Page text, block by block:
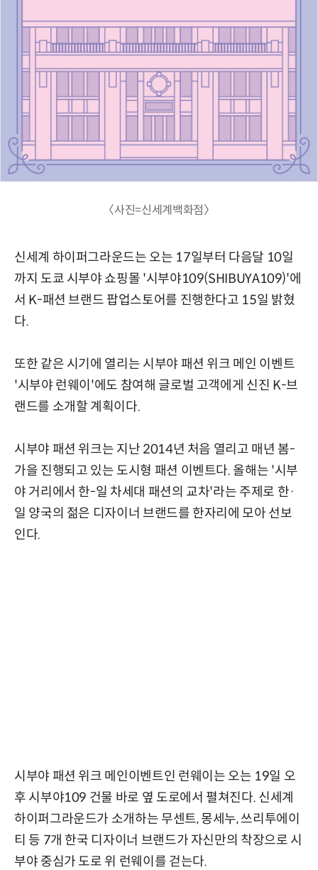
〈사진=신세계백화점〉
신세계 하이퍼그라운드는 오는 17일부터 다음달 10일
까지 도쿄 시부야 쇼핑몰 '시부야109(SHIBUYA109)'에
서 K-패션 브랜드 팝업스토어를 진행한다고 15일 밝혔
다.
또한 같은 시기에 열리는 시부야 패션 위크 메인 이벤트
'시부야 런웨이'에도 참여해 글로벌 고객에게 신진 K-브
랜드를 소개할 계획이다.
시부야 패션 위크는 지난 2014년 처음 열리고 매년 봄-
가을 진행되고 있는 도시형 패션 이벤트다. 올해는 '시부
야 거리에서 한-일 차세대 패션의 교차'라는 주제로 한·
일 양국의 젊은 디자이너 브랜드를 한자리에 모아 선보
인다.
시부야 패션 위크 메인이벤트인 런웨이는 오는 19일 오
후 시부야109 건물 바로 옆 도로에서 펼쳐진다. 신세계
하이퍼그라운드가 소개하는 무센트, 몽세누, 쓰리투에이
티 등 7개 한국 디자이너 브랜드가 자신만의 착장으로 시
부야 중심가 도로 위 런웨이를 걷는다.